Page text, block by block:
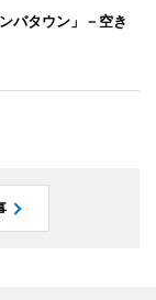
バタウン」－空き